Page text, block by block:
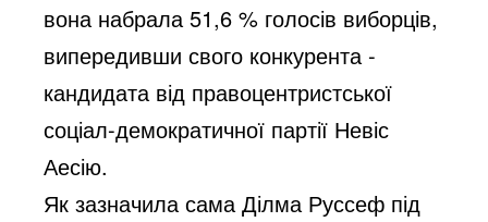
вона набрала 51,6 % голосів виборців,
випередивши свого конкурента -
кандидата від правоцентристської
соціал-демократичної партії Невіс
Аесію.
Як зазначила сама Ділма Руссеф під